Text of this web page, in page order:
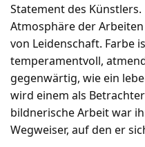
Statement des
Atmosphäre der
von Leidenschaft. Farbe
temperamentvoll,
gegenwärtig, wie ein
wird einem als
bildnerische Arbeit war
Wegweiser, auf den er